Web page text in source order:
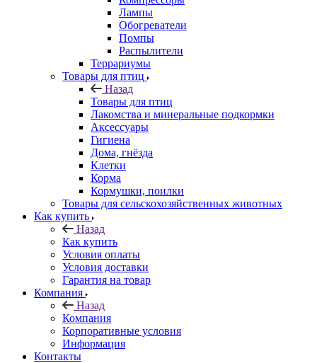
Лампы
Обогреватели
Помпы
Распылители
Террариумы
Товары для птиц
Назад
Товары для птиц
Лакомства и минеральные подкормки
Аксессуары
Гигиена
Дома, гнёзда
Клетки
Корма
Кормушки, поилки
Товары для сельскохозяйственных животных
Как купить
Назад
Как купить
Условия оплаты
Условия доставки
Гарантия на товар
Компания
Назад
Компания
Корпоративные условия
Информация
Контакты